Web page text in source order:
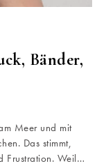
Bänder,
Meer und mit
Das stimmt,
Frustration. Weil…